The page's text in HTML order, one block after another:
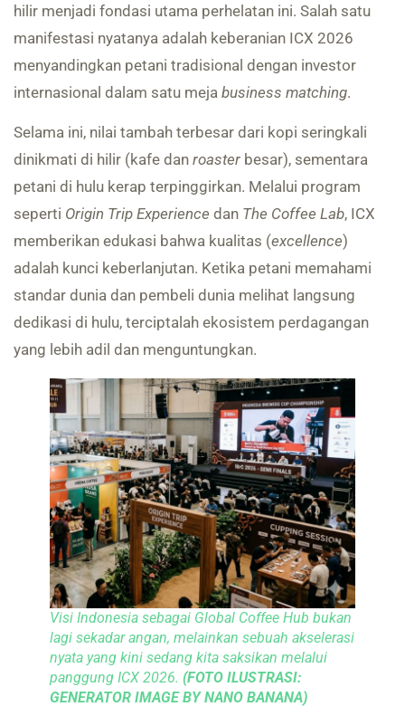
hilir menjadi fondasi utama perhelatan ini. Salah satu
manifestasi nyatanya adalah keberanian ICX 2026
menyandingkan petani tradisional dengan investor
internasional dalam satu meja business matching.
Selama ini, nilai tambah terbesar dari kopi seringkali
dinikmati di hilir (kafe dan roaster besar), sementara
petani di hulu kerap terpinggirkan. Melalui program
seperti Origin Trip Experience dan The Coffee Lab, ICX
memberikan edukasi bahwa kualitas (excellence)
adalah kunci keberlanjutan. Ketika petani memahami
standar dunia dan pembeli dunia melihat langsung
dedikasi di hulu, terciptalah ekosistem perdagangan
yang lebih adil dan menguntungkan.
Visi Indonesia sebagai Global Coffee Hub bukan
lagi sekadar angan, melainkan sebuah akselerasi
nyata yang kini sedang kita saksikan melalui
panggung ICX 2026. (FOTO ILUSTRASI:
GENERATOR IMAGE BY NANO BANANA)